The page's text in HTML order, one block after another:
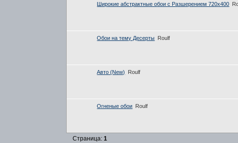
Широкие абстрактные обои с Разшерением 720x400
Обои на тему Десерты Roulf
Авто (New)
Roulf
Огненые обои Roulf
Страница: 1